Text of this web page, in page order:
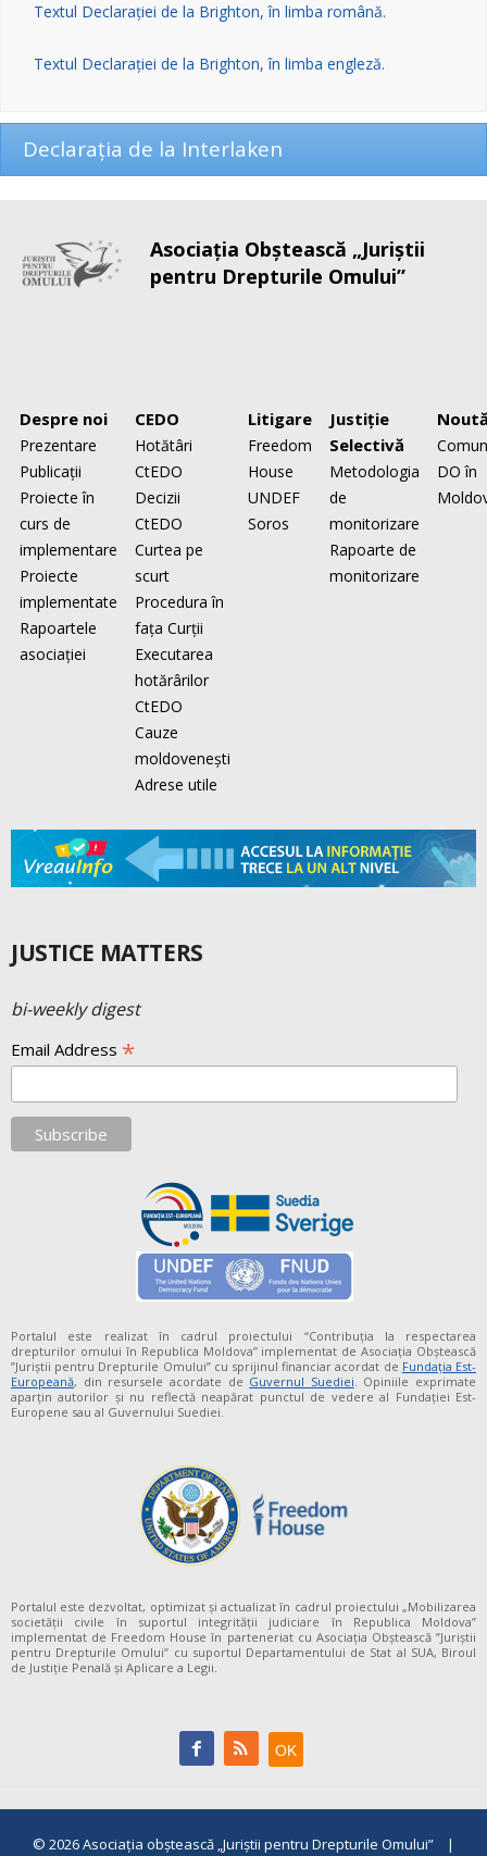
Textul Declarației de la Brighton, în limba română.
Textul Declarației de la Brighton, în limba engleză.
Declaraţia de la Interlaken
Asociaţia Obştească „Juriştii
pentru Drepturile Omului”
Despre noi
Prezentare
Publicaţii
Proiecte în
curs de
implementare
Proiecte
implementate
Rapoartele
asociaţiei
CEDO
Hotătâri
CtEDO
Decizii
CtEDO
Curtea pe
scurt
Procedura în
faţa Curţii
Executarea
hotărârilor
CtEDO
Cauze
moldovenești
Adrese utile
Litigare
Freedom
House
UNDEF
Soros
Justiţie
Selectivă
Metodologia
de
monitorizare
Rapoarte de
monitorizare
DO în
JUSTICE MATTERS
bi-weekly digest
Email Address *
Portalul este realizat în cadrul proiectului “Contribuția la respectarea
drepturilor omului în Republica Moldova” implementat de Asociația Obștească
”Juriștii pentru Drepturile Omului” cu sprijinul financiar acordat de Fundaţia Est-
Europeană, din resursele acordate de Guvernul Suediei. Opiniile exprimate
aparţin autorilor şi nu reflectă neapărat punctul de vedere al Fundației Est-
Europene sau al Guvernului Suediei.
Portalul este dezvoltat, optimizat și actualizat în cadrul proiectului „Mobilizarea
societății civile în suportul integrității judiciare în Republica Moldova”
implementat de Freedom House în parteneriat cu Asociația Obștească ”Juriștii
pentru Drepturile Omului” cu suportul Departamentului de Stat al SUA, Biroul
de Justiție Penală și Aplicare a Legii.
© 2026Asociaţia obştească „Juriştii pentru Drepturile Omului” |